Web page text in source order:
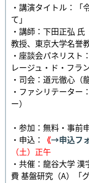
・講演タイトル：「
て」
・講師：下田正弘
教授、東京大学名誉教
・座談会パネリスト
レージュ・ド・フラ
・司会：道元徹心（
・ファシリテーター
ー）
・参加：無料・事前
・申込： 《→申込フ
（土）正午
・共催：龍谷大学
費 基盤研究（A）「